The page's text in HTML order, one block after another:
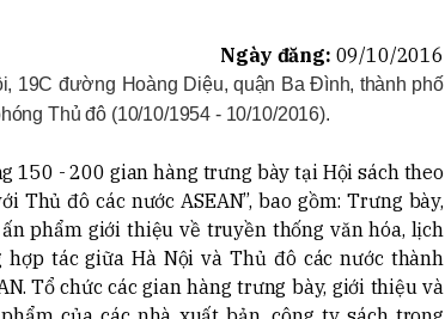
Ngày đăng: 09/10/2016
19C đường Hoàng Diệu, quận Ba Đình, thành phố
Thủ đô (10/10/1954 - 10/10/2016).
150 - 200 gian hàng trưng bày tại Hội sách theo
Thủ đô các nước ASEAN”, bao gồm: Trưng bày,
phẩm giới thiệu về truyền thống văn hóa, lịch
hợp tác giữa Hà Nội và Thủ đô các nước thành
Tổ chức các gian hàng trưng bày, giới thiệu và